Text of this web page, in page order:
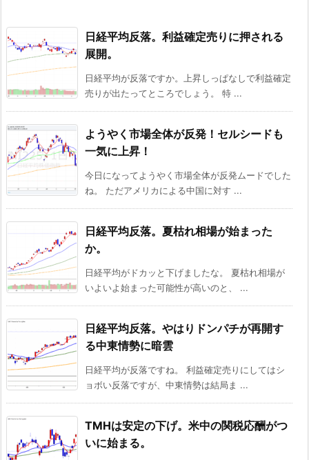
日経平均反落。利益確定売りに押される
展開。
日経平均が反落ですか。上昇しっぱなしで利益確定
売りが出たってところでしょう。 特 ...
ようやく市場全体が反発！セルシードも
一気に上昇！
今日になってようやく市場全体が反発ムードでした
ね。 ただアメリカによる中国に対す ...
日経平均反落。夏枯れ相場が始まった
か。
日経平均がドカッと下げましたな。 夏枯れ相場が
いよいよ始まった可能性が高いのと、 ...
日経平均反落。やはりドンパチが再開す
る中東情勢に暗雲
日経平均が反落ですね。 利益確定売りにしてはシ
ョボい反落ですが、中東情勢は結局ま ...
TMHは安定の下げ。米中の関税応酬がつ
いに始まる。